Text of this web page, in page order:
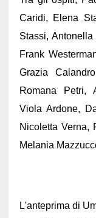
Caridi, Elena
Stassi,
Frank
Grazia
Romana Petri,
Viola Ardone,
Nicoletta Verna,
Melania
L'anteprima di